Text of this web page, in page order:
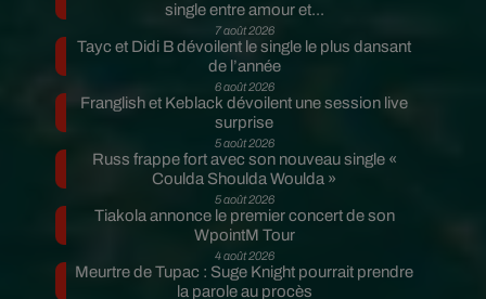
single entre amour et...
7 août 2026
Tayc et Didi B dévoilent le single le plus dansant
de l’année
6 août 2026
Franglish et Keblack dévoilent une session live
surprise
5 août 2026
Russ frappe fort avec son nouveau single «
Coulda Shoulda Woulda »
5 août 2026
Tiakola annonce le premier concert de son
WpointM Tour
4 août 2026
Meurtre de Tupac : Suge Knight pourrait prendre
la parole au procès